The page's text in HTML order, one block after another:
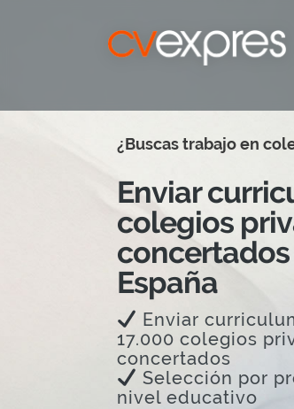
¿Buscas trabajo en
Enviar
colegios
concertados
España
Enviar
17.000 colegios
concertados
Selección por
nivel educativo